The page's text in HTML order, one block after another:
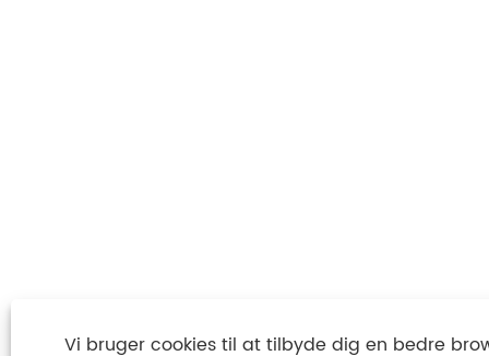
Vi bruger cookies til at tilbyde dig en bedre